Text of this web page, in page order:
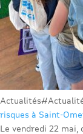
Actualités
risques à Saint-
Le vendredi 22 mai,